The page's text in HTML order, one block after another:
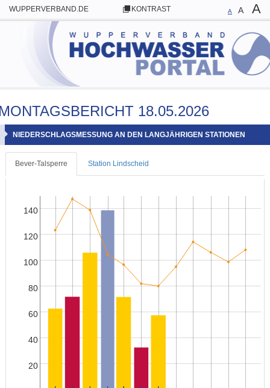
WUPPERVERBAND.DE KONTRAST A A A
18.05.2026
NIEDERSCHLAGSMESSUNG AN DEN LANGJÄHRIGEN STATIONEN
Bever-Talsperre Station Lindscheid
20
40
60
80
100
120
140